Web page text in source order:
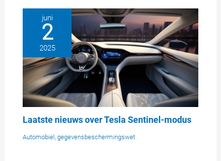
juni
2
2025
Laatste nieuws over Tesla Sentinel-modus
Automobiel ,gegevensbeschermingswet